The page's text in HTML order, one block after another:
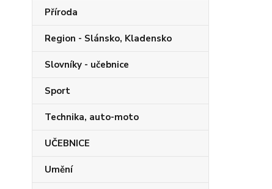
Příroda
Region - Slánsko, Kladensko
Slovníky - učebnice
Sport
Technika, auto-moto
UČEBNICE
Umění